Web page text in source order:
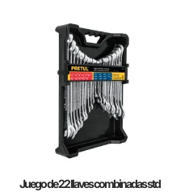
Juego de 22 llaves combinadas std